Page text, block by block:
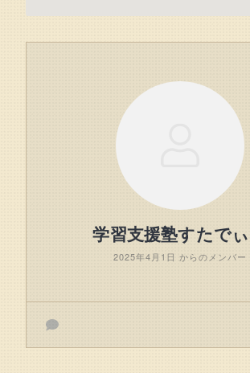
学習支援塾すたで
2025年4月1日 からのメンバー